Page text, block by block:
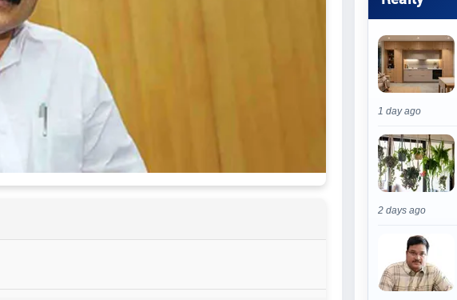
1 day ago
2 days ago